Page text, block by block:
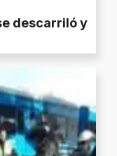
descarriló y